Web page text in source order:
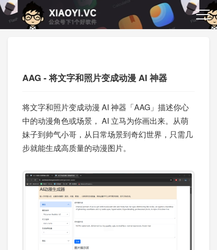
AAG - 将文字和照片变成动漫 AI 神器
将文字和照片变成动漫 AI 神器「AAG」描述你心
中的动漫角色或场景， AI 立马为你画出来。从萌
妹子到帅气小哥，从日常场景到奇幻世界，只需几
步就能生成高质量的动漫图片。